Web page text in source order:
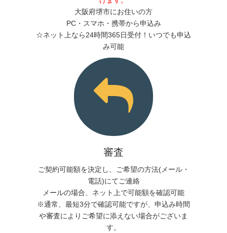
大阪府堺市にお住いの方
PC・スマホ・携帯から申込み
☆ネット上なら24時間365日受付！いつでも申込
み可能
審査
ご契約可能額を決定し、ご希望の方法(メール・
電話)にてご連絡
メールの場合、ネット上で可能額を確認可能
※通常、最短3分で確認可能ですが、申込み時間
や審査によりご希望に添えない場合がございま
す。